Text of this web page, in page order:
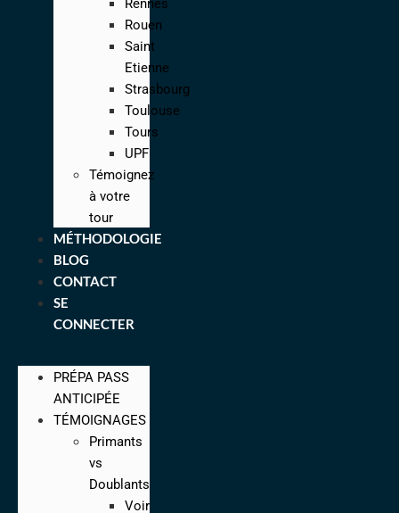
Rouen
Saint
Etienne
Strasbourg
Toulouse
Tours
UPF
Témoignez
à votre
tour
MÉTHODOLOGIE
BLOG
CONTACT
SE
CONNECTER
PRÉPA PASS
ANTICIPÉE
TÉMOIGNAGES
Primants
vs
Doublants
Voir